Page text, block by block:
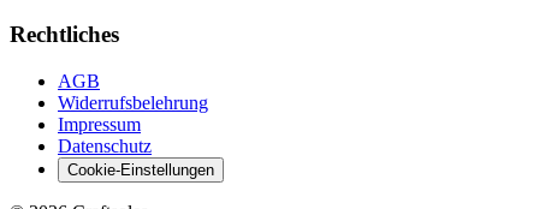
Rechtliches
AGB
Widerrufsbelehrung
Impressum
Datenschutz
Cookie-Einstellungen